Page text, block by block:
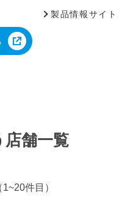
製品情報サイト
舗一覧
1~20件目）